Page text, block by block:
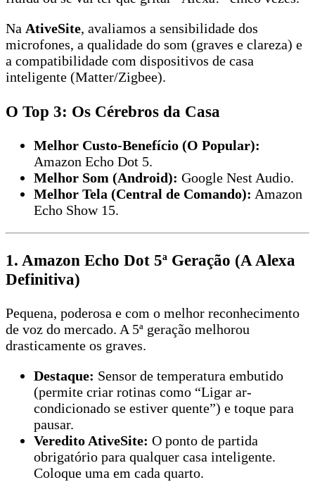
Na AtiveSite, avaliamos a sensibilidade dos
microfones, a qualidade do som (graves e clareza) e
a compatibilidade com dispositivos de casa
inteligente (Matter/Zigbee).
O Top 3: Os Cérebros da Casa
Melhor Custo-Benefício (O Popular):
Amazon Echo Dot 5.
Melhor Som (Android): Google Nest Audio.
Melhor Tela (Central de Comando): Amazon
Echo Show 15.
1. Amazon Echo Dot 5ª Geração (A Alexa
Definitiva)
Pequena, poderosa e com o melhor reconhecimento
de voz do mercado. A 5ª geração melhorou
drasticamente os graves.
Destaque: Sensor de temperatura embutido
(permite criar rotinas como “Ligar ar-
condicionado se estiver quente”) e toque para
pausar.
Veredito AtiveSite: O ponto de partida
obrigatório para qualquer casa inteligente.
Coloque uma em cada quarto.